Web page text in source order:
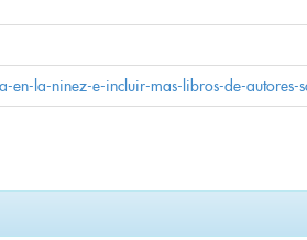
la-ninez-e-incluir-mas-libros-de-autores-